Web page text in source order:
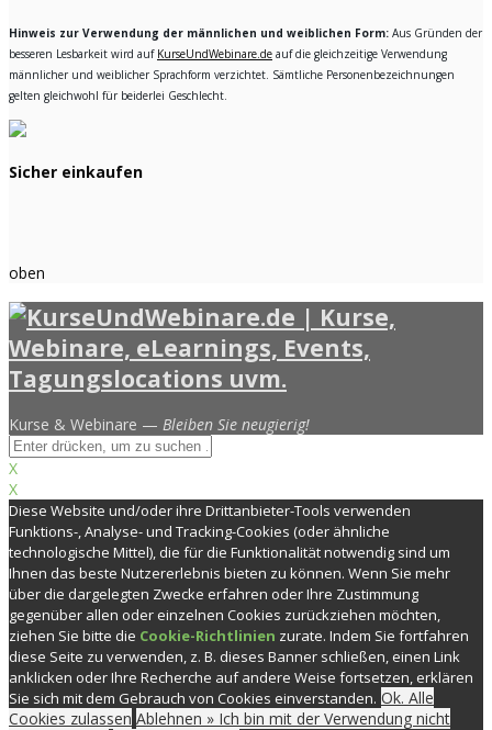
Hinweis zur Verwendung der männlichen und weiblichen Form: Aus Gründen der
besseren Lesbarkeit wird auf KurseUndWebinare.de auf die gleichzeitige Verwendung
männlicher und weiblicher Sprachform verzichtet. Sämtliche Personenbezeichnungen
gelten gleichwohl für beiderlei Geschlecht.
Sicher einkaufen
oben
Kurse & Webinare — Bleiben Sie neugierig!
X
X
Diese Website und/oder ihre Drittanbieter-Tools verwenden
Funktions-, Analyse- und Tracking-Cookies (oder ähnliche
technologische Mittel), die für die Funktionalität notwendig sind um
Ihnen das beste Nutzererlebnis bieten zu können. Wenn Sie mehr
über die dargelegten Zwecke erfahren oder Ihre Zustimmung
gegenüber allen oder einzelnen Cookies zurückziehen möchten,
ziehen Sie bitte die Cookie-Richtlinien zurate. Indem Sie fortfahren
diese Seite zu verwenden, z. B. dieses Banner schließen, einen Link
anklicken oder Ihre Recherche auf andere Weise fortsetzen, erklären
Sie sich mit dem Gebrauch von Cookies einverstanden. Ok. Alle
Cookies zulassen Ablehnen » Ich bin mit der Verwendung nicht